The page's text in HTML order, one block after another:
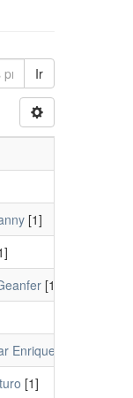
Ir
[1]
[1]
Enrique
[1]